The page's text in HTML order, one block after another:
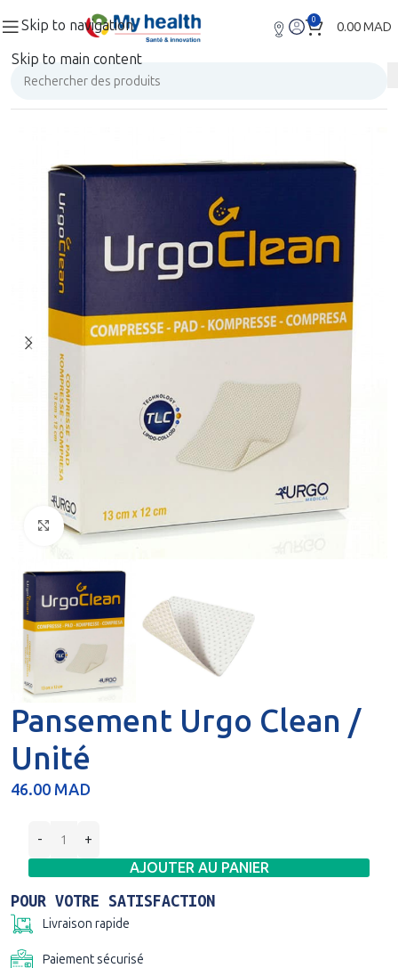
Skip to navigation
Skip to main content
0 0.00MAD
Maintien à domicile
Click to enlarge
Pansement Urgo Clean /
Unité
46.00 MAD
AJOUTER AU PANIER
POUR VOTRE SATISFACTION
Livraison rapide
Paiement sécurisé